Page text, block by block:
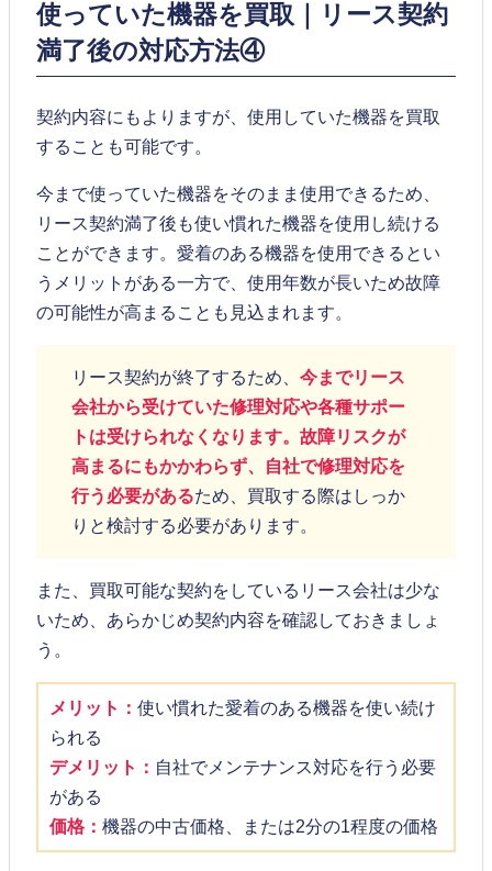
使っていた機器を買取｜リース契約
満了後の対応方法④
契約内容にもよりますが、使用していた機器を買取
することも可能です。
今まで使っていた機器をそのまま使用できるため、
リース契約満了後も使い慣れた機器を使用し続ける
ことができます。愛着のある機器を使用できるとい
うメリットがある一方で、使用年数が長いため故障
の可能性が高まることも見込まれます。
リース契約が終了するため、 今までリース
会社から受けていた修理対応や各種サポー
トは受けられなくなります。故障リスクが
高まるにもかかわらず、自社で修理対応を
行う必要があるため、買取する際はしっか
りと検討する必要があります。
また、買取可能な契約をしているリース会社は少な
いため、あらかじめ契約内容を確認しておきましょ
う。
メリット： 使い慣れた愛着のある機器を使い続け
られる
デメリット： 自社でメンテナンス対応を行う必要
がある
価格： 機器の中古価格、または2分の1程度の価格